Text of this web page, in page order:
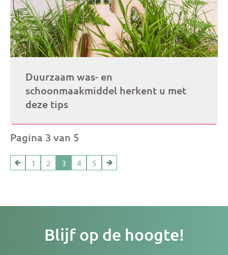
Duurzaam was- en
schoonmaakmiddel herkent u met
deze tips
Pagina 3 van 5
1 2 3 4 5
Blijf op de hoogte!